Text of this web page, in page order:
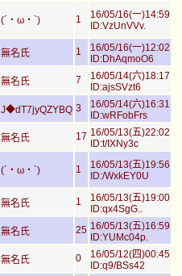
(´・ω・`) 1
16/05/16(一)14:59
ID:VzUnVVv.
無名氏 1
16/05/16(一)12:02
ID:DhAqmoO6
無名氏 7
16/05/14(六)18:17
ID:ajsSVzt6
J◆dT7jyQZYBQ 3
16/05/14(六)16:31
ID:wRFobFrs
無名氏 17 16/05/13(五)22:02
ID:t/IXNy3c
(´・ω・`) 1
16/05/13(五)19:56
ID:/WxkEY0U
無名氏 1
16/05/13(五)19:00
ID:qx4SgG..
無名氏 25 16/05/13(五)16:59
ID:YUMc04p.
無名氏 0
16/05/12(四)00:45
ID:q9/BSs42